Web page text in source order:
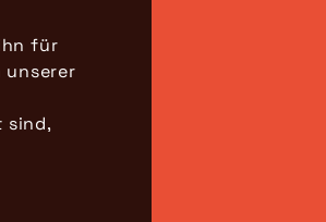
für
unserer
sind,